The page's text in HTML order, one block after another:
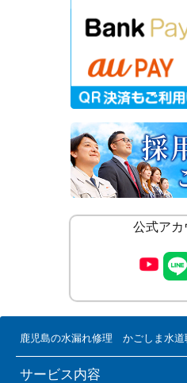
公式アカ
鹿児島の水漏れ修理 かごしま水道
サービス内容